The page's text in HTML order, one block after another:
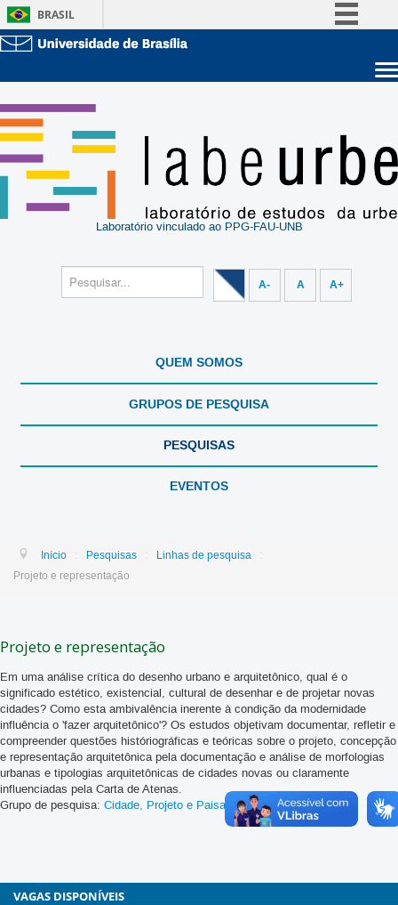
BRASIL
Legislação
Canais
Graduação
Pós-Graduação
Administração
Laboratório vinculado ao PPG-FAU-UNB
A- A A+
QUEM SOMOS
GRUPOS DE PESQUISA
PESQUISAS
EVENTOS
Início : Pesquisas : Linhas de pesquisa :
Projeto e representação
Projeto e representação
Em uma análise crítica do desenho urbano e arquitetônico, qual é o
significado estético, existencial, cultural de desenhar e de projetar novas
cidades? Como esta ambivalência inerente à condição da modernidade
influência o 'fazer arquitetônico'? Os estudos objetivam documentar, refletir e
compreender questões históriográficas e teóricas sobre o projeto, concepção
e representação arquitetônica pela documentação e análise de morfologias
urbanas e tipologias arquitetônicas de cidades novas ou claramente
influenciadas pela Carta de Atenas.
Grupo de pesquisa: Cidade, Projeto e Paisagem
VAGAS DISPONÍVEIS